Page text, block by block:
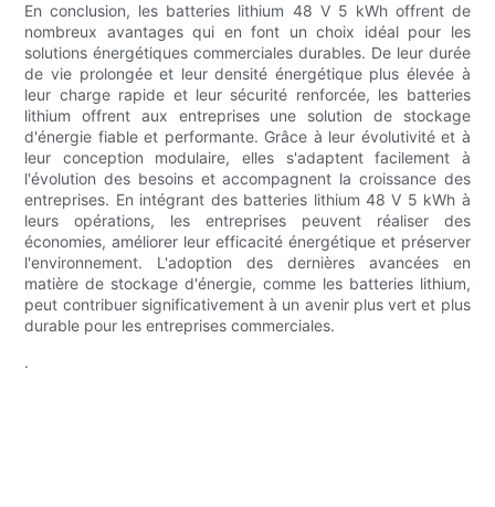
En conclusion, les batteries lithium 48 V 5 kWh offrent de
nombreux avantages qui en font un choix idéal pour les
solutions énergétiques commerciales durables. De leur durée
de vie prolongée et leur densité énergétique plus élevée à
leur charge rapide et leur sécurité renforcée, les batteries
lithium offrent aux entreprises une solution de stockage
d'énergie fiable et performante. Grâce à leur évolutivité et à
leur conception modulaire, elles s'adaptent facilement à
l'évolution des besoins et accompagnent la croissance des
entreprises. En intégrant des batteries lithium 48 V 5 kWh à
leurs opérations, les entreprises peuvent réaliser des
économies, améliorer leur efficacité énergétique et préserver
l'environnement. L'adoption des dernières avancées en
matière de stockage d'énergie, comme les batteries lithium,
peut contribuer significativement à un avenir plus vert et plus
durable pour les entreprises commerciales.
.